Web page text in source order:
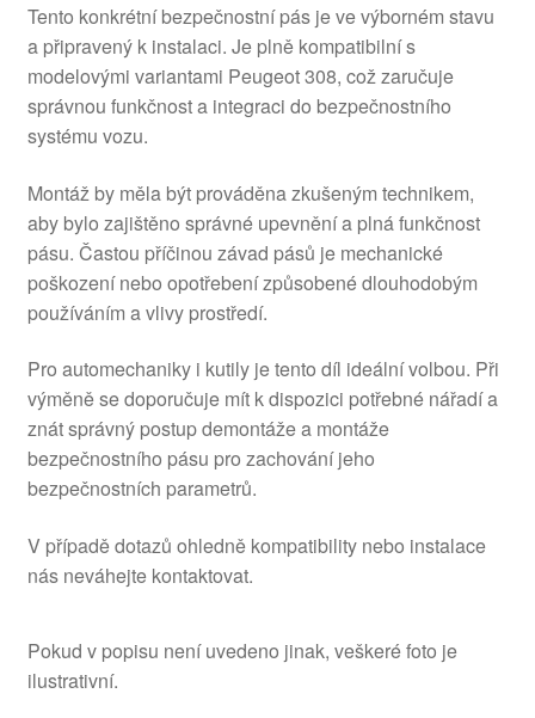
Tento konkrétní bezpečnostní pás je ve výborném stavu
a připravený k instalaci. Je plně kompatibilní s
modelovými variantami Peugeot 308, což zaručuje
správnou funkčnost a integraci do bezpečnostního
systému vozu.
Montáž by měla být prováděna zkušeným technikem,
aby bylo zajištěno správné upevnění a plná funkčnost
pásu. Častou příčinou závad pásů je mechanické
poškození nebo opotřebení způsobené dlouhodobým
používáním a vlivy prostředí.
Pro automechaniky i kutily je tento díl ideální volbou. Při
výměně se doporučuje mít k dispozici potřebné nářadí a
znát správný postup demontáže a montáže
bezpečnostního pásu pro zachování jeho
bezpečnostních parametrů.
V případě dotazů ohledně kompatibility nebo instalace
nás neváhejte kontaktovat.
Pokud v popisu není uvedeno jinak, veškeré foto je
ilustrativní.